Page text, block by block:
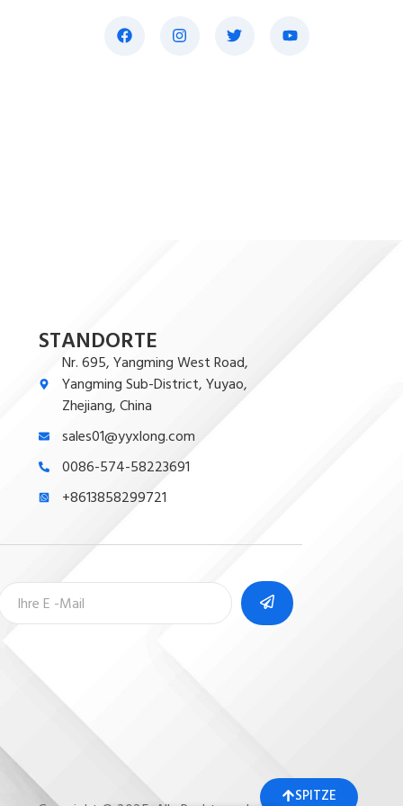
STANDORTE
Nr. 695, Yangming West Road,
Yangming Sub-District, Yuyao,
Zhejiang, China
sales01@yyxlong.com
0086-574-58223691
+8613858299721
SPITZE